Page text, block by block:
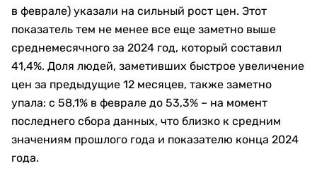
в феврале) указали на сильный рост цен. Этот
показатель тем не менее все еще заметно выше
среднемесячного за 2024 год, который составил
41,4%. Доля людей, заметивших быстрое увеличение
цен за предыдущие 12 месяцев, также заметно
упала: с 58,1% в феврале до 53,3% – на момент
последнего сбора данных, что близко к средним
значениям прошлого года и показателю конца 2024
года.